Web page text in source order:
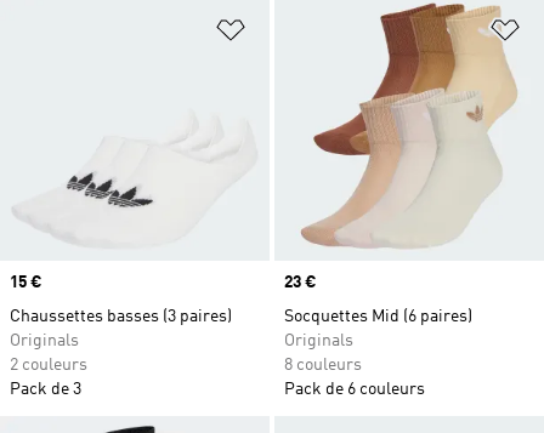
Ajouter à la Liste de produits
Prix
15 €
Chaussettes basses (3 paires)
Originals
2 couleurs
Pack de 3
Prix
23 €
Socquettes Mid (6 paires)
Originals
8 couleurs
Pack de 6 couleurs